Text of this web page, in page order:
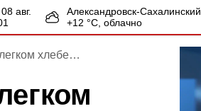
08 авг.
Александровск-Сахалинский
+12 °С, облачно
хлебе…